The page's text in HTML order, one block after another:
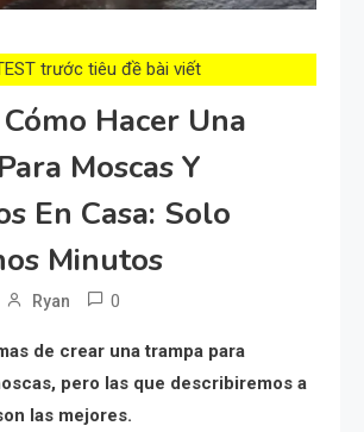
trước tiêu đề bài viết
Hacer Una
Moscas Y
En Casa: Solo
Minutos
Ryan 0
de crear una trampa para
pero las que describiremos a
las mejores.